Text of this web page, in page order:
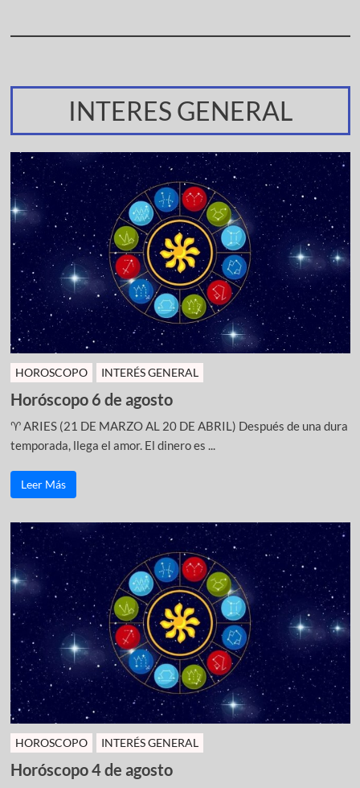
INTERES GENERAL
HOROSCOPO INTERÉS GENERAL
Horóscopo 6 de agosto
♈ ARIES (21 DE MARZO AL 20 DE ABRIL) Después de una dura
temporada, llega el amor. El dinero es ...
Leer Más
HOROSCOPO INTERÉS GENERAL
Horóscopo 4 de agosto